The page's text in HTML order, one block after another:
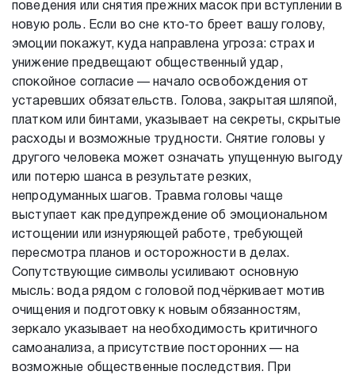
поведения или снятия прежних масок при вступлении в
новую роль. Если во сне кто‑то бреет вашу голову,
эмоции покажут, куда направлена угроза: страх и
унижение предвещают общественный удар,
спокойное согласие — начало освобождения от
устаревших обязательств. Голова, закрытая шляпой,
платком или бинтами, указывает на секреты, скрытые
расходы и возможные трудности. Снятие головы у
другого человека может означать упущенную выгоду
или потерю шанса в результате резких,
непродуманных шагов. Травма головы чаще
выступает как предупреждение об эмоциональном
истощении или изнуряющей работе, требующей
пересмотра планов и осторожности в делах.
Сопутствующие символы усиливают основную
мысль: вода рядом с головой подчёркивает мотив
очищения и подготовку к новым обязанностям,
зеркало указывает на необходимость критичного
самоанализа, а присутствие посторонних — на
возможные общественные последствия. При